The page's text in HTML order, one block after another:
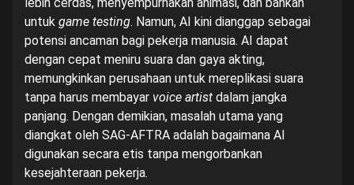
untuk game testing. Namun, AI kini dianggap sebagai
potensi ancaman bagi pekerja manusia. AI dapat
dengan cepat meniru suara dan gaya akting,
memungkinkan perusahaan untuk mereplikasi suara
tanpa harus membayar voice artist dalam jangka
panjang. Dengan demikian, masalah utama yang
diangkat oleh SAG-AFTRA adalah bagaimana AI
digunakan secara etis tanpa mengorbankan
kesejahteraan pekerja.